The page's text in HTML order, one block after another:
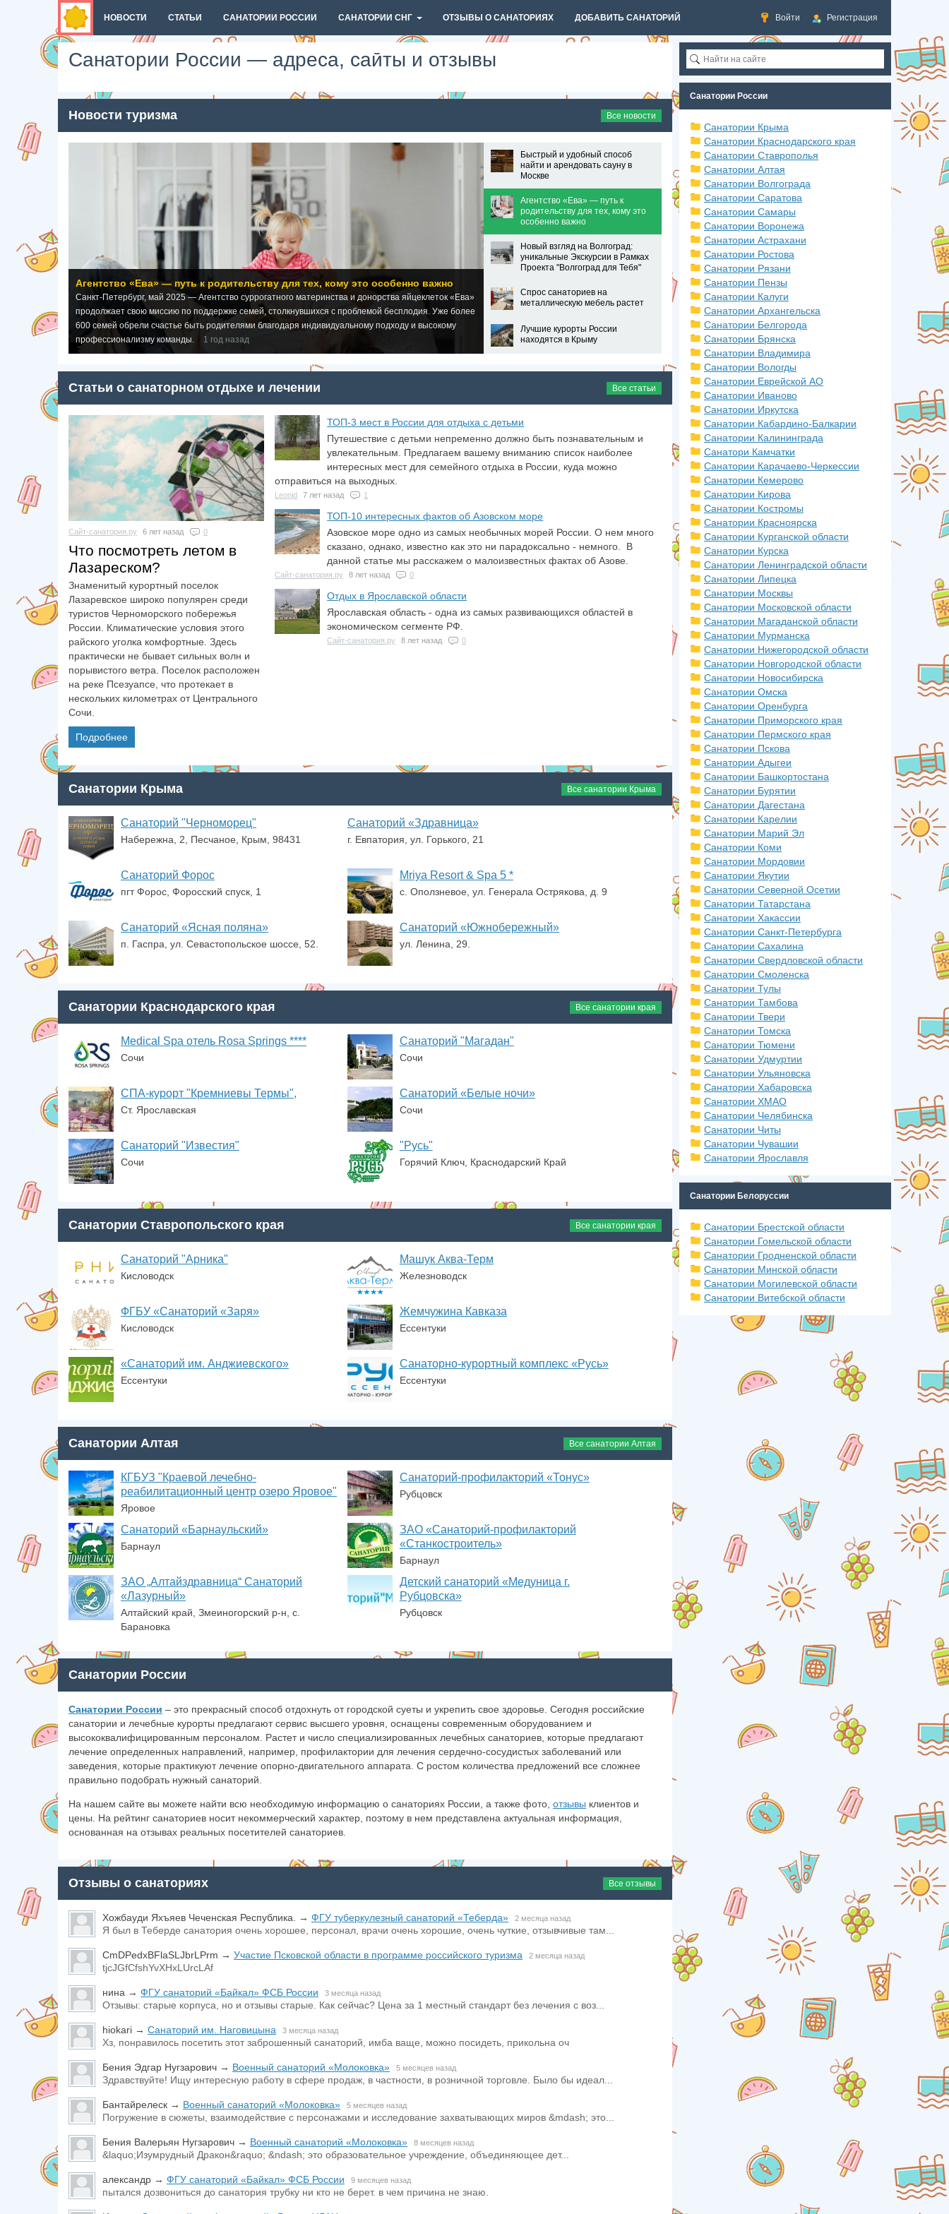
Войти Регистрация
НОВОСТИ СТАТЬИ САНАТОРИИ РОССИИ САНАТОРИИ СНГ ОТЗЫВЫ О САНАТОРИЯХ ДОБАВИТЬ САНАТОРИЙ
Санатории России — адреса, сайты и отзывы
Новости туризма Все новости
Агентство «Ева» — путь к родительству для тех, кому это особенно важно
Санкт-Петербург, май 2025 — Агентство суррогатного материнства и донорства яйцеклеток «Ева»
продолжает свою миссию по поддержке семей, столкнувшихся с проблемой бесплодия. Уже более
600 семей обрели счастье быть родителями благодаря индивидуальному подходу и высокому
профессионализму команды.
1 год назад
Быстрый и удобный способ
найти и арендовать сауну в
Москве
Агентство «Ева» — путь к
родительству для тех, кому это
особенно важно
Новый взгляд на Волгоград:
уникальные Экскурсии в Рамках
Проекта "Волгоград для Тебя"
Спрос санаториев на
металлическую мебель растет
Лучшие курорты России
находятся в Крыму
Статьи о санаторном отдыхе и лечении Все статьи
Сайт-санатория.ру 6 лет назад 0
​Что посмотреть летом в
Лазареском?
Знаменитый курортный поселок
Лазаревское широко популярен среди
туристов Черноморского побережья
России. Климатические условия этого
райского уголка комфортные. Здесь
практически не бывает сильных волн и
порывистого ветра. Поселок расположен
на реке Псезуапсе, что протекает в
нескольких километрах от Центрального
Сочи.
Подробнее
ТОП-3 мест в России для отдыха с детьми
Путешествие с детьми непременно должно быть познавательным и
увлекательным. Предлагаем вашему вниманию список наиболее
интересных мест для семейного отдыха в России, куда можно
отправиться на выходных.
Leonid 7 лет назад 1
ТОП-10 интересных фактов об Азовском море
Азовское море одно из самых необычных морей России. О нем много
сказано, однако, известно как это ни парадоксально - немного. В
данной статье мы расскажем о малоизвестных фактах об Азове.
Сайт-санатория.ру 8 лет назад 0
Отдых в Ярославской области
Ярославская область - одна из самых развивающихся областей в
экономическом сегменте РФ.
Сайт-санатория.ру 8 лет назад 0
Санатории Крыма Все санатории Крыма
Санаторий "Черноморец"
Набережна, 2, Песчаное, Крым, 98431
Санаторий «Здравница»
г. Евпатория, ул. Горького, 21
Санаторий Форос
пгт Форос, Форосский спуск, 1
Mriya Resort & Spa 5 *
с. Оползневое, ул. Генерала Острякова, д. 9
Санаторий «Ясная поляна»
п. Гаспра, ул. Севастопольское шоссе, 52.
Санаторий «Южнобережный»
ул. Ленина, 29.
Санатории Краснодарского края Все санатории края
Medical Spa отель Rosa Springs ****
Сочи
Санаторий "Магадан"
Сочи
СПА-курорт "Кремниевы Термы",
Ст. Ярославская
Санаторий «Белые ночи»
Сочи
Санаторий "Известия"
Сочи
"Русь"
Горячий Ключ, Краснодарский Край
Санатории Ставропольского края Все санатории края
Санаторий "Арника"
Кисловодск
Машук Аква-Терм
Железноводск
ФГБУ «Санаторий «Заря»
Кисловодск
Жемчужина Кавказа
Ессентуки
«Санаторий им. Анджиевского»
Ессентуки
Санаторно-курортный комплекс «Русь»
Ессентуки
Санатории Алтая Все санатории Алтая
КГБУЗ "Краевой лечебно-
реабилитационный центр озеро Яровое"
Яровое
Санаторий-профилакторий «Тонус»
Рубцовск
Санаторий «Барнаульский»
Барнаул
ЗАО «Санаторий-профилакторий
«Станкостроитель»
Барнаул
ЗАО „Алтайздравница“ Санаторий
«Лазурный»
Алтайский край, Змеиногорский р-н, с.
Барановка
Детский санаторий «Медуница г.
Рубцовска»
Рубцовск
Санатории России
Санатории России – это прекрасный способ отдохнуть от городской суеты и укрепить свое здоровье. Сегодня российские
санатории и лечебные курорты предлагают сервис высшего уровня, оснащены современным оборудованием и
высококвалифицированным персоналом. Растет и число специализированных лечебных санаториев, которые предлагают
лечение определенных направлений, например, профилактории для лечения сердечно-сосудистых заболеваний или
заведения, которые практикуют лечение опорно-двигательного аппарата. С ростом количества предложений все сложнее
правильно подобрать нужный санаторий.
На нашем сайте вы можете найти всю необходимую информацию о санаториях России, а также фото, отзывы клиентов и
цены. На рейтинг санаториев носит некоммерческий характер, поэтому в нем представлена актуальная информация,
основанная на отзывах реальных посетителей санаториев.
Отзывы о санаториях Все отзывы
Хожбауди Яхъяев Чеченская Республика. → ФГУ туберкулезный санаторий «Теберда» 2 месяца назад
Я был в Теберде санатория очень хорошее, персонал, врачи очень хорошие, очень чуткие, отзывчивые там...
CmDPedxBFlaSLJbrLPrm → Участие Псковской области в программе российского туризма 2 месяца назад
tjcJGfCfshYvXHxLUrcLAf
нина → ФГУ санаторий «Байкал» ФСБ России 3 месяца назад
Отзывы: старые корпуса, но и отзывы старые. Как сейчас? Цена за 1 местный стандарт без лечения с воз...
hiokari → Санаторий им. Наговицына 3 месяца назад
Хз, понравилось посетить этот заброшенный санаторий, имба ваще, можно посидеть, прикольна оч
Бения Эдгар Нугзарович → Военный санаторий «Молоковка» 5 месяцев назад
Здравствуйте! Ищу интересную работу в сфере продаж, в частности, в розничной торговле. Было бы идеал...
Бантайрелеск → Военный санаторий «Молоковка» 5 месяцев назад
Погружение в сюжеты, взаимодействие с персонажами и исследование захватывающих миров &mdash; это...
Бения Валерьян Нугзарович → Военный санаторий «Молоковка» 8 месяцев назад
&laquo;Изумрудный Дракон&raquo; &ndash; это образовательное учреждение, объединяющее дет...
александр → ФГУ санаторий «Байкал» ФСБ России 9 месяцев назад
пытался дозвониться до санатория трубку ни кто не берет. в чем причина не знаю.
Санатории России
Санатории Крыма
Санатории Краснодарского края
Санатории Ставрополья
Санатории Алтая
Санатории Волгограда
Санатории Саратова
Санатории Самары
Санатории Воронежа
Санатории Астрахани
Санатории Ростова
Санатории Рязани
Санатории Пензы
Санатории Калуги
Санатории Архангельска
Санатории Белгорода
Санатории Брянска
Санатории Владимира
Санатории Вологды
Санатории Еврейской АО
Санатории Иваново
Санатории Иркутска
Санатории Кабардино-Балкарии
Санатории Калининграда
Санатори Камчатки
Санатории Карачаево-Черкессии
Санатории Кемерово
Санатории Кирова
Санатории Костромы
Санатории Красноярска
Санатории Курганской области
Санатории Курска
Санатории Ленинградской области
Санатории Липецка
Санатории Москвы
Санатории Московской области
Санатории Магаданской области
Санатории Мурманска
Санатории Нижегородской области
Санатории Новгородской области
Санатории Новосибирска
Санатории Омска
Санатории Оренбурга
Санатории Приморского края
Санатории Пермского края
Санатории Пскова
Санатории Адыгеи
Санатории Башкортостана
Санатории Бурятии
Санатории Дагестана
Санатории Карелии
Санатории Марий Эл
Санатории Коми
Санатории Мордовии
Санатории Якутии
Санатории Северной Осетии
Санатории Татарстана
Санатории Хакассии
Санатории Санкт-Петербурга
Санатории Сахалина
Санатории Свердловской области
Санатории Смоленска
Санатории Тулы
Санатории Тамбова
Санатории Твери
Санатории Томска
Санатории Тюмени
Санатории Удмуртии
Санатории Ульяновска
Санатории Хабаровска
Санатории ХМАО
Санатории Челябинска
Санатории Читы
Санатории Чувашии
Санатории Ярославля
Санатории Белоруссии
Санатории Брестской области
Санатории Гомельской области
Санатории Гродненской области
Санатории Минской области
Санатории Могилевской области
Санатории Витебской области